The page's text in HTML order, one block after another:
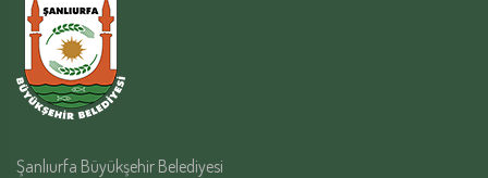
Şanlıurfa Büyükşehir Belediyesi